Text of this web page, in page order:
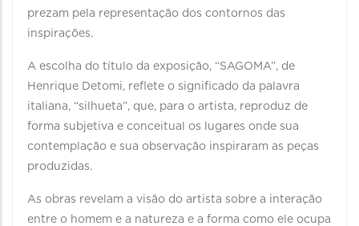
prezam pela representação dos contornos das
inspirações.
A escolha do título da exposição, “SAGOMA”, de
Henrique Detomi, reflete o significado da palavra
italiana, “silhueta”, que, para o artista, reproduz de
forma subjetiva e conceitual os lugares onde sua
contemplação e sua observação inspiraram as peças
produzidas.
As obras revelam a visão do artista sobre a interação
entre o homem e a natureza e a forma como ele ocupa